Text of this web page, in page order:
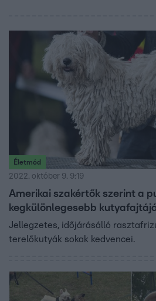
Életmód
2022. október 9. 9:19
Amerikai szakértők szerint a
kegkülönlegesebb
Jellegzetes, időjárásálló
terelőkutyák sokak kedvencei.